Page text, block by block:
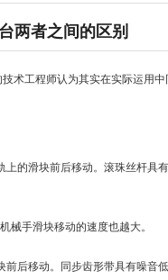
两者之间的区别
术工程师认为其实在实际运用
的滑块前后移动。滚珠丝杆具
械手滑块移动的速度也越大。
后移动。同步齿形带具有噪音